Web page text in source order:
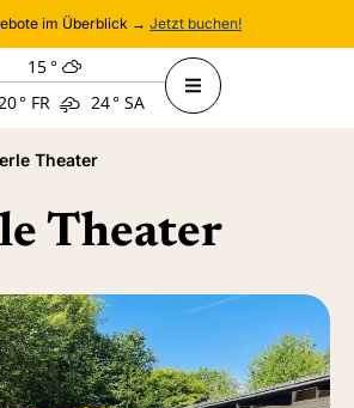
im Überblick → Jetzt buchen!
15°
° FR 24° SA
Theater
Theater